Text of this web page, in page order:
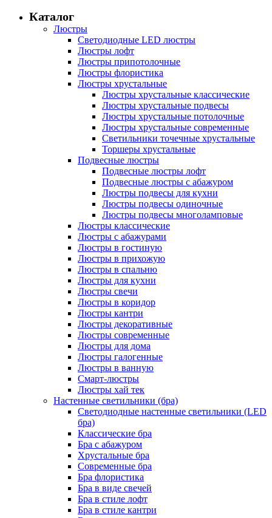
Каталог
Люстры
Светодиодные LED люстры
Люстры лофт
Люстры припотолочные
Люстры флористика
Люстры хрустальные
Люстры хрустальные классические
Люстры хрустальные подвесы
Люстры хрустальные потолочные
Люстры хрустальные современные
Светильники точечные хрустальные
Торшеры хрустальные
Подвесные люстры
Подвесные люстры лофт
Подвесные люстры с абажуром
Люстры подвесы для кухни
Люстры подвесы одиночные
Люстры подвесы многоламповые
Люстры классические
Люстры с абажурами
Люстры в гостиную
Люстры в прихожую
Люстры в спальню
Люстры для кухни
Люстры свечи
Люстры в коридор
Люстры кантри
Люстры декоративные
Люстры современные
Люстры для дома
Люстры галогенные
Люстры в ванную
Смарт-люстры
Люстры хай тек
Настенные светильники (бра)
Светодиодные настенные светильники (LED
бра)
Классические бра
Бра с абажуром
Хрустальные бра
Современные бра
Бра флористика
Бра в виде свечей
Бра в стиле лофт
Бра в стиле кантри